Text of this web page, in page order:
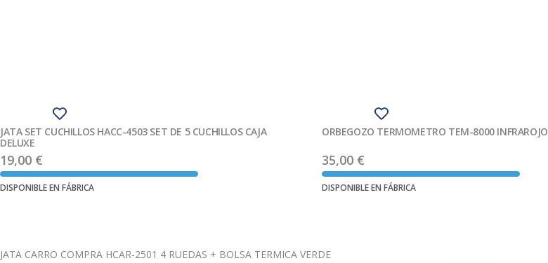
JATA SET CUCHILLOS HACC-4503 SET DE 5 CUCHILLOS CAJA
DELUXE
19,00 €
DISPONIBLE EN FÁBRICA
ORBEGOZO TERMOMETRO TEM-8000 INFRAROJO
35,00 €
DISPONIBLE EN FÁBRICA
JATA CARRO COMPRA HCAR-2501 4 RUEDAS + BOLSA TERMICA VERDE